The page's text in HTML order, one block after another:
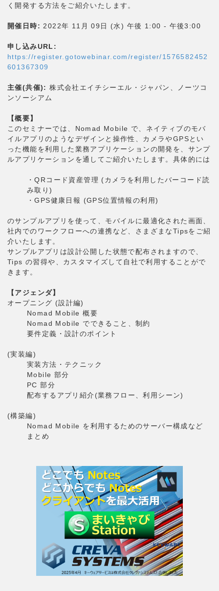
く開発する方法をご紹介いたします。
開催日時: 2022年 11月 09日 (水) 午後 1:00 - 午後3:00
申し込みURL:
https://register.gotowebinar.com/register/1576582452
601367309
主催(共催):株式会社エイチシーエル・ジャパン、ノーツコ
ンソーシアム
【概要】
このセミナーでは、Nomad Mobile で、ネイティブのモバ
イルアプリのようなデザインと操作性、カメラやGPSとい
った機能を利用した業務アプリケーションの開発を、サンプ
ルアプリケーションを通してご紹介いたします。具体的には
・QRコード資産管理 (カメラを利用したバーコード読
み取り)
・GPS健康日報 (GPS位置情報の利用)
のサンプルアプリを使って、モバイルに最適化された画面、
社内でのワークフローへの連携など、さまざまなTipsをご紹
介いたします。
サンプルアプリは設計公開した状態で配布されますので、
Tips の習得や、カスタマイズして自社で利用することがで
きます。
【アジェンダ】
オープニング (設計編)
Nomad Mobile 概要
Nomad Mobile でできること、制約
要件定義・設計のポイント
(実装編)
実装方法・テクニック
Mobile 部分
PC 部分
配布するアプリ紹介(業務フロー、利用シーン)
(構築編)
Nomad Mobile を利用するためのサーバー構成など
まとめ